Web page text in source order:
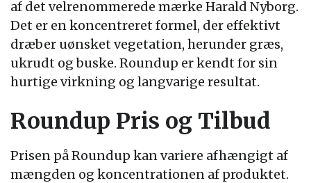
af det velrenommerede mærke Harald Nyborg.
Det er en koncentreret formel, der effektivt
dræber uønsket vegetation, herunder græs,
ukrudt og buske. Roundup er kendt for sin
hurtige virkning og langvarige resultat.
Roundup Pris og Tilbud
Prisen på Roundup kan variere afhængigt af
mængden og koncentrationen af produktet.